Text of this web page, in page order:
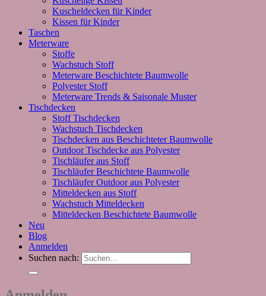
Kuscheldecken für Kinder
Kissen für Kinder
Taschen
Meterware
Stoffe
Wachstuch Stoff
Meterware Beschichtete Baumwolle
Polyester Stoff
Meterware Trends & Saisonale Muster
Tischdecken
Stoff Tischdecken
Wachstuch Tischdecken
Tischdecken aus Beschichteter Baumwolle
Outdoor Tischdecke aus Polyester
Tischläufer aus Stoff
Tischläufer Beschichtete Baumwolle
Tischläufer Outdoor aus Polyester
Mitteldecken aus Stoff
Wachstuch Mitteldecken
Mitteldecken Beschichtete Baumwolle
Neu
Blog
Anmelden
Suchen nach: